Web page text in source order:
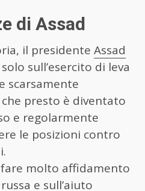
di Assad
il presidente Assad
sull’esercito di leva
scarsamente
presto è diventato
e regolarmente
le posizioni contro
molto affidamento
e sull’aiuto